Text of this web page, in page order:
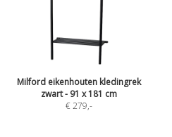
Milford eikenhouten kledingrek
zwart - 91 x 181 cm
€ 279,-